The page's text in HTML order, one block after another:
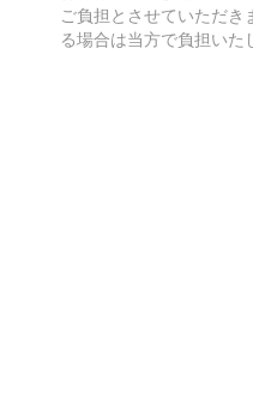
ご負担とさせていただ
る場合は当方で負担いた